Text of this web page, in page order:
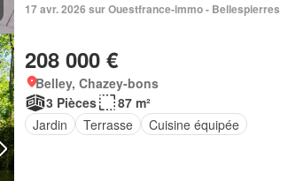
17 avr. 2026 sur Ouestfrance-immo - Bellespierres
208 000 €
Belley, Chazey-bons
3 Pièces
87 m²
Jardin
Terrasse Cuisine équipée